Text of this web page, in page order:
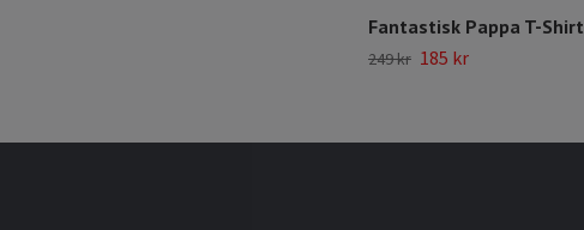
Fantastisk Pappa T-Shirt
249 kr 185 kr